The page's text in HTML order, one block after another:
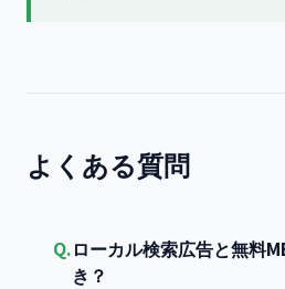
よくある質問
Q.ローカル検索広告と無料
き？